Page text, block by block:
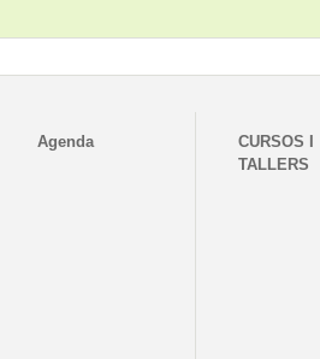
Agenda
CURSOS I
TALLERS